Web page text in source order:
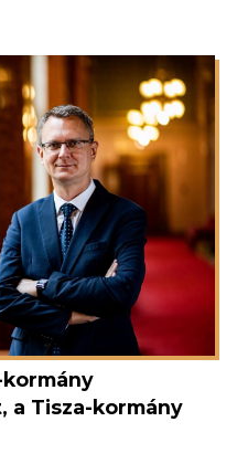
kormány
a Tisza-kormány